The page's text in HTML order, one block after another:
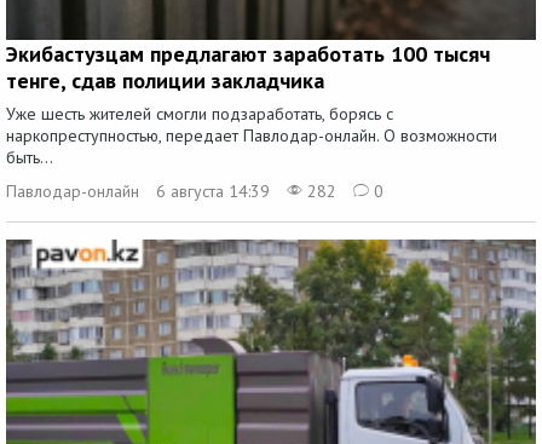
Экибастузцам предлагают заработать 100 тысяч
тенге, сдав полиции закладчика
Уже шесть жителей смогли подзаработать, борясь с
наркопреступностью, передает Павлодар-онлайн. О возможности
быть...
Павлодар-онлайн
6 августа 14:39 282 0